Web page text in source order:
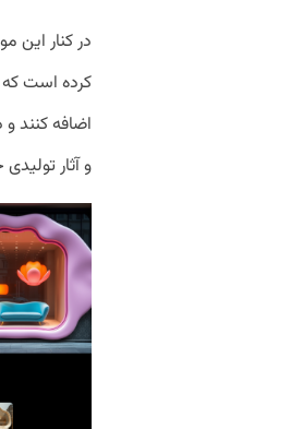
کرده است که
اضافه کنند و
و آثار